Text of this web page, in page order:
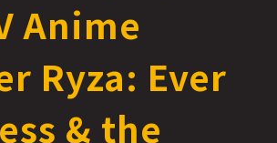
Anime
Ryza: Ever
& the